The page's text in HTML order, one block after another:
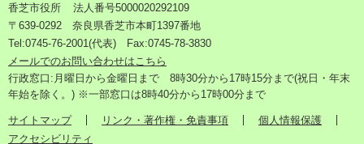
香芝市役所
法人番号5000020292109
〒639-0292 奈良県香芝市本町1397番地
Tel:0745-76-2001(代表) Fax:0745-78-3830
メールでのお問い合わせはこちら
行政窓口:月曜日から金曜日まで 8時30分から17時15分まで(祝日・年末
年始を除く。) ※一部窓口は8時40分から17時00分まで
サイトマップ リンク・著作権・免責事項
個人情報保護
アクセシビリティ